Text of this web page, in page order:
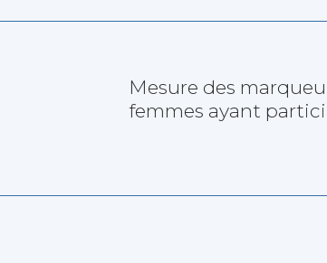
Mesure des
femmes ayant